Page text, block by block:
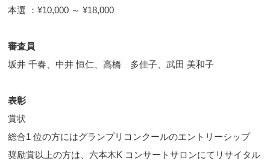
本選 ：¥10,000 ～ ¥18,000
審査員
坂井 千春、中井 恒仁、高橋 多佳子、武田 美和子
表彰
賞状
総合1 位の方にはグランプリコンクールのエントリーシップ
奨励賞以上の方は、六本木K コンサートサロンにてリサイタル